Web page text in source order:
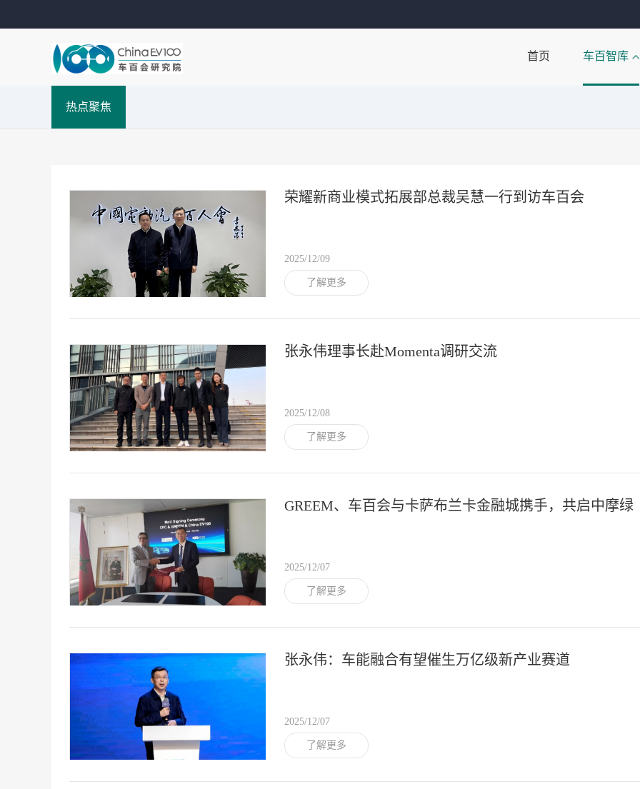
首页 车百智库
热点聚焦
荣耀新商业模式拓展部总裁吴慧一行到访车百会
2025/12/09
了解更多
张永伟理事长赴Momenta调研交流
2025/12/08
了解更多
GREEM、车百会与卡萨布兰卡金融城携手，共启中摩绿
2025/12/07
了解更多
张永伟：车能融合有望催生万亿级新产业赛道
2025/12/07
了解更多